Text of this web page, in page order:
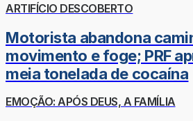
ARTIFÍCIO DESCOBERTO
Motorista abandona
movimento e foge; PRF
meia tonelada de cocaína
EMOÇÃO: APÓS DEUS, A FAMÍLIA